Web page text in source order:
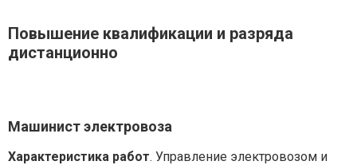
Повышение квалификации и разряда
дистанционно
Машинист электровоза
Характеристика работ. Управление электровозом и